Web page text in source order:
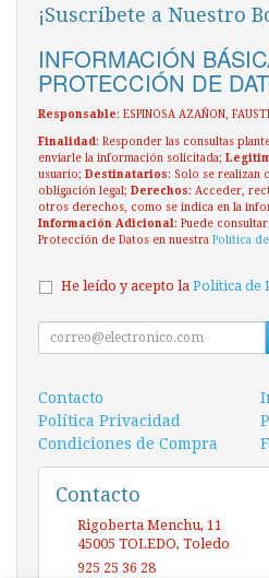
¡Suscríbete a Nuestro
INFORMACIÓN
PROTECCIÓN DE
Responsable: ESPINOSA AZAÑON,
Finalidad: Responder las consultas
enviarle la información solicitada;
usuario; Destinatarios: Solo se realizan
obligación legal; Derechos: Acceder,
otros derechos, como se indica en la
Información Adicional : Puede
Protección de Datos en nuestra Política
He leído y acepto la Política de
Contacto
Política Privacidad
Condiciones de Compra
Contacto
Rigoberta Menchu, 11
45005 TOLEDO, Toledo
925 25 36 28